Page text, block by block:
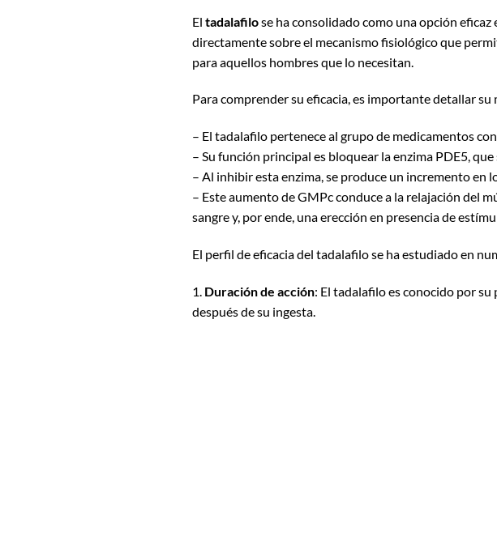
El tadalafilose ha consolidado como una opción
directamente sobre el mecanismo fisiológico que
para aquellos hombres que lo necesitan.
Para comprender su eficacia, es importante detallar su
– El tadalafilo pertenece al grupo de medicamentos
– Su función principal es bloquear la enzima PDE5,
– Al inhibir esta enzima, se produce un incremento en
– Este aumento de GMPc conduce a la relajación del
sangre y, por ende, una erección en presencia de
El perfil de eficacia del tadalafilo se ha estudiado en
1. Duración de acción: El tadalafilo es conocido por
después de su ingesta.